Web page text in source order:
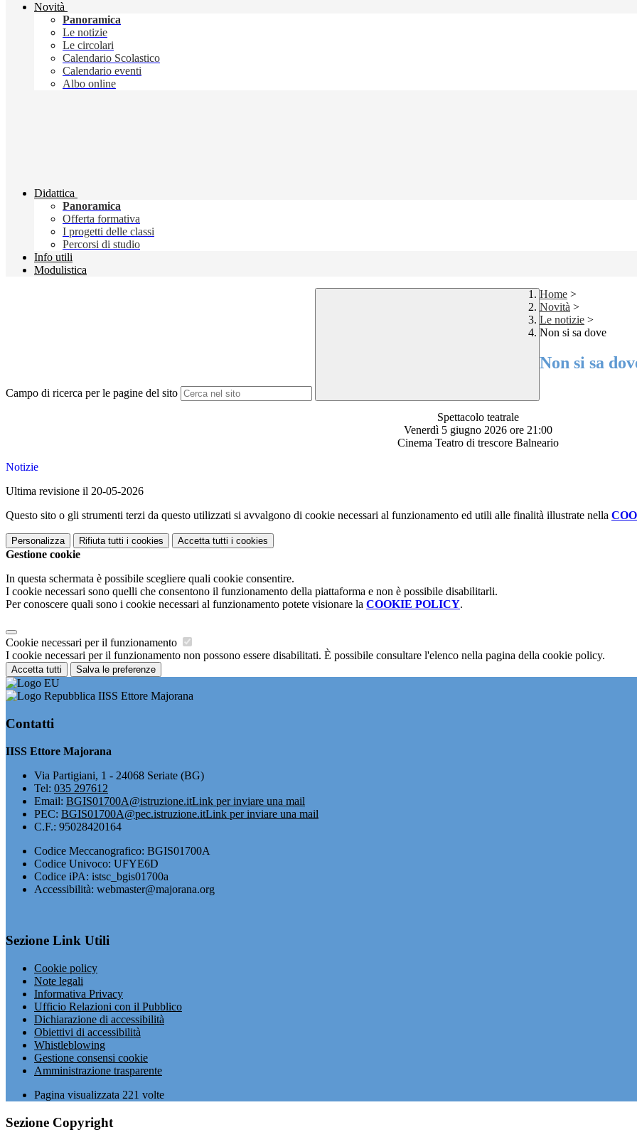
Novità
Panoramica
Le notizie
Le circolari
Calendario Scolastico
Calendario eventi
Albo online
Didattica
Panoramica
Offerta formativa
I progetti delle classi
Percorsi di studio
Info utili
Modulistica
Campo di ricerca per le pagine del sito
Home >
Novità >
Le notizie >
Non si sa dove
Non si sa
Spettacolo teatrale
Venerdì 5 giugno 2026 ore 21:00
Cinema Teatro di trescore Balneario
Notizie
Ultima revisione il 20-05-2026
Questo sito o gli strumenti terzi da questo utilizzati si avvalgono di cookie necessari al funzionamento ed utili alle finalità illustrate nella
Personalizza Rifiuta tutti i cookies Accetta tutti i cookies
Gestione cookie
In questa schermata è possibile scegliere quali cookie consentire.
I cookie necessari sono quelli che consentono il funzionamento della piattaforma e non è possibile disabilitarli.
Per conoscere quali sono i cookie necessari al funzionamento potete visionare la COOKIE POLICY.
Cookie necessari per il funzionamento
I cookie necessari per il funzionamento non possono essere disabilitati. È possibile consultare l'elenco nella pagina della cookie policy.
Accetta tutti Salva le preferenze
IISS Ettore Majorana
Contatti
IISS Ettore Majorana
Via Partigiani, 1 - 24068 Seriate (BG)
Tel: 035 297612
Email: BGIS01700A@istruzione.itLink per inviare una mail
PEC: BGIS01700A@pec.istruzione.itLink per inviare una mail
C.F.: 95028420164
Codice Meccanografico: BGIS01700A
Codice Univoco: UFYE6D
Codice iPA: istsc_bgis01700a
Accessibilità: webmaster@majorana.org
Sezione Link Utili
Cookie policy
Note legali
Informativa Privacy
Ufficio Relazioni con il Pubblico
Dichiarazione di accessibilità
Obiettivi di accessibilità
Whistleblowing
Gestione consensi cookie
Amministrazione trasparente
Pagina visualizzata 221 volte
Sezione Copyright